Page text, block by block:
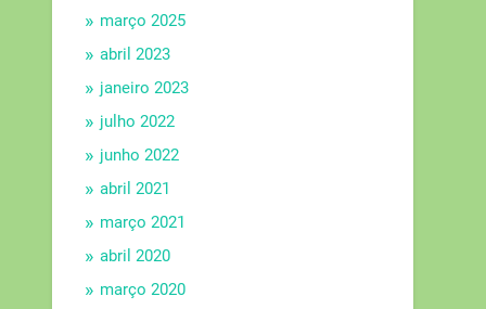
março 2025
abril 2023
janeiro 2023
julho 2022
junho 2022
abril 2021
março 2021
abril 2020
março 2020